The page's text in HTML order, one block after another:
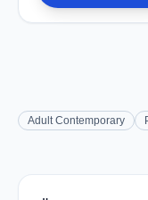
Adult Contemporary